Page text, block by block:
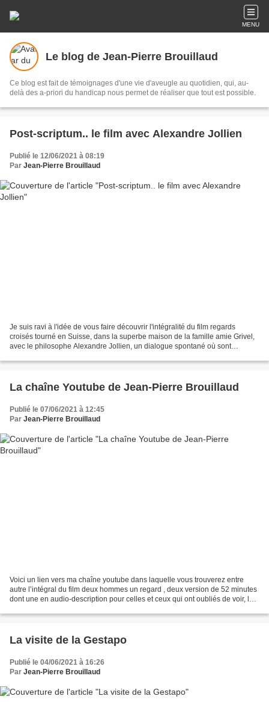
MENU
Le blog de Jean-Pierre Brouillaud
Ce blog est fait de témoignages d'une vie d'aveugle au quotidien, qui, au-
delà des a-priori du handicap nous permet de réaliser que tout est possible.
Post-scriptum.. le film avec Alexandre Jollien
Publié le 12/06/2021 à 08:19
Par Jean-Pierre Brouillaud
Je suis ravi à l'idée de vous faire découvrir l'intégralité du film regards
croisés tourné en Suisse, dans la superbe maison de la famille amie Grivel,
avec le philosophe Alexandre Jollien, un dialogue spontané où sont
La chaîne Youtube de Jean-Pierre Brouillaud
Publié le 07/06/2021 à 12:45
Par Jean-Pierre Brouillaud
Voici un lien vers ma chaîne youtube dans laquelle vous trouverez entre
autre l’intégral du film deux hommes un regard , deux version de 52 minutes
dont une en audio-description pour celles et ceux qui ont oubliés de voir, les
La visite de la Gestapo
Publié le 04/06/2021 à 16:26
Par Jean-Pierre Brouillaud